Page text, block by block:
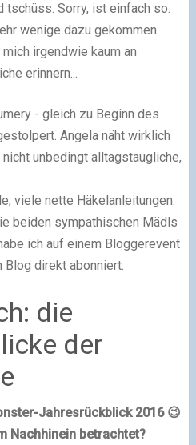
tschüss. Sorry, ist einfach so.
wenige dazu gekommen
irgendwie kaum an
erinnern...
- gleich zu Beginn des
Angela näht wirklich
unbedingt alltagstaugliche,
viele nette Häkelanleitungen.
beiden sympathischen Mädls
ich auf einem Bloggerevent
Blog direkt abonniert.
die
der
Jahresrückblick 2016 😉
Nachhinein betrachtet?